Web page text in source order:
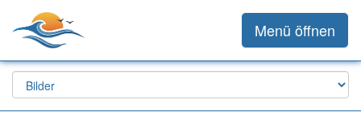
Menü öffnen